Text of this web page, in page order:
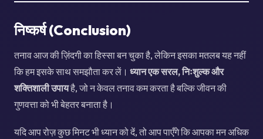
निष्कर्ष (Conclusion)
तनाव आज की ज़िंदगी का हिस्सा बन चुका है, लेकिन इसका मतलब यह नहीं
कि हम इसके साथ समझौता कर लें। ध्यान एक सरल, निःशुल्क और
शक्तिशाली उपायहै, जो न केवल तनाव कम करता है बल्कि जीवन की
गुणवत्ता को भी बेहतर बनाता है।
यदि आप रोज़ कुछ मिनट भी ध्यान को दें, तो आप पाएँगे कि आपका मन अधिक